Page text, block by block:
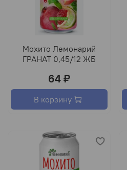
Мохито Лемонарий
ГРАНАТ 0,45/12 ЖБ
64 ₽
В корзину